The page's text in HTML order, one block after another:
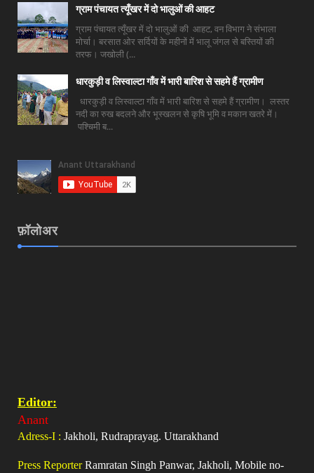
ग्राम पंचायत त्यूँखर में दो भालुओं की आहट
ग्राम पंचायत त्यूँखर में दो भालुओं की आहट, वन विभाग ने संभाला
मोर्चा। बरसात ओर सर्दियों के महीनों में भालू जंगल से बस्तियों की
तरफ। जखोली (...
धारकुड़ी व लिस्वाल्टा गाँव में भारी बारिश से सहमे हैं ग्रामीण
धारकुड़ी व लिस्वाल्टा गाँव में भारी बारिश से सहमे हैं ग्रामीण। लस्तर
नदी का रुख बदलने और भूस्खलन से कृषि भूमि व मकान खतरे में।
पश्चिमी ब...
फ़ॉलोअर
Editor:
Anant
Adress-I : Jakholi, Rudraprayag. Uttarakhand
Press ReporterRamratan Singh Panwar, Jakholi, Mobile no-